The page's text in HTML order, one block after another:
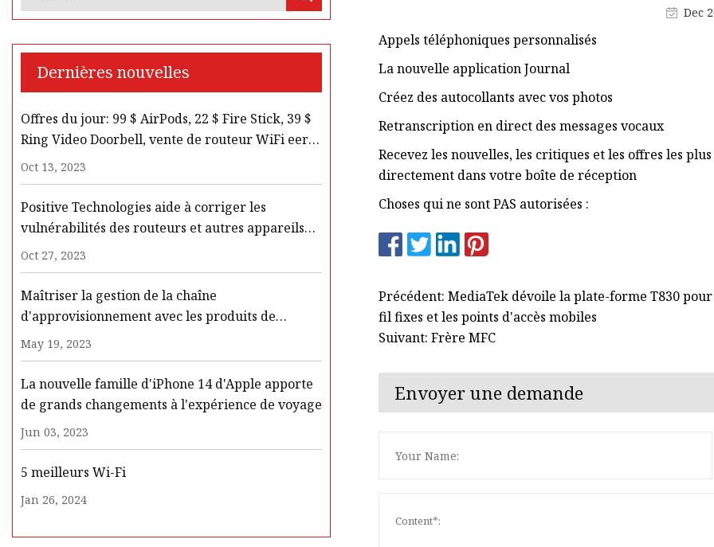
Modem USB
Modem USB 4G
Routeur portable 4G LTE
MIFI 5G
Produits de données
Dernières nouvelles
Offres du jour: 99 $ AirPods, 22 $ Fire Stick, 39 $
Ring Video Doorbell, vente de routeur WiFi eero,
plus
Oct 13, 2023
Positive Technologies aide à corriger les
vulnérabilités des routeurs et autres appareils
Zyxel
Oct 27, 2023
Maîtriser la gestion de la chaîne
d'approvisionnement avec les produits de
données
May 19, 2023
La nouvelle famille d'iPhone 14 d'Apple apporte
de grands changements à l'expérience de voyage
Jun 03, 2023
5 meilleurs Wi-Fi
Jan 26, 2024
Dec
Appels téléphoniques personnalisés
La nouvelle application Journal
Créez des autocollants avec vos photos
Retranscription en direct des messages vocaux
Recevez les nouvelles, les critiques et les offres les
directement dans votre boîte de réception
Choses qui ne sont PAS autorisées :
Précédent: MediaTek dévoile la plate-forme T830
fil fixes et les points d'accès mobiles
Suivant: Frère MFC
Envoyer une demande